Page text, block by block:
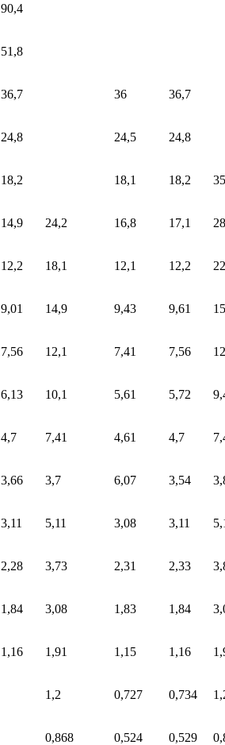
90,4
51,8
36,7 36 36,7
24,8 24,5 24,8
18,2 18,1 18,2
14,9 24,2 16,8 17,1 28
12,2 18,1 12,1 12,2
9,01 14,9 9,43 9,61
7,56 12,1 7,41 7,56
6,13 10,1 5,61 5,72
4,7 7,41 4,61 4,7
3,66 3,7 6,07 3,54
3,11 5,11 3,08 3,11
2,28 3,73 2,31 2,33
1,84 3,08 1,83 1,84
1,16 1,91 1,15 1,16
1,2 0,727 0,734
0,868 0,524 0,529